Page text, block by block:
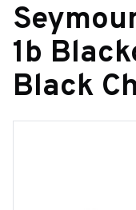
1b
Black